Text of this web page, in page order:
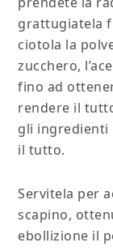
grattugiatela
ciotola la
zucchero,
fino ad
rendere il
gli ingredienti
il tutto.
Servitela per
scapino,
ebollizione il